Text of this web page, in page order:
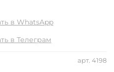
арт. 4198
в WhatsApp
в Телеграм